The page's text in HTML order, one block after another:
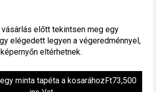
előtt tekintsen meg egy
elégedett legyen a végeredménnyel,
eltérhetnek.
minta tapéta a kosarához Ft73,500